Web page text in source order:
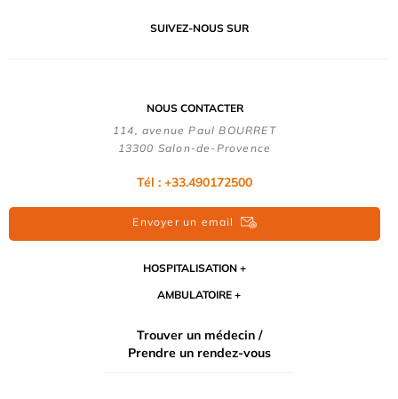
SUIVEZ-NOUS SUR
NOUS CONTACTER
114, avenue Paul BOURRET
13300 Salon-de-Provence
Tél : +33.490172500
Envoyer un email
HOSPITALISATION
AMBULATOIRE
Trouver un médecin /
Prendre un rendez-vous